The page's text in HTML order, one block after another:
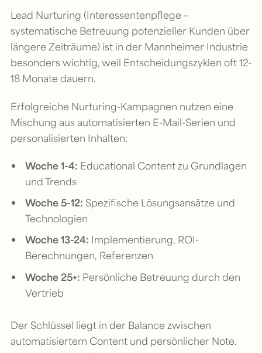
Lead Nurturing (Interessentenpflege –
systematische Betreuung potenzieller Kunden über
längere Zeiträume) ist in der Mannheimer Industrie
besonders wichtig, weil Entscheidungszyklen oft 12-
18 Monate dauern.
Erfolgreiche Nurturing-Kampagnen nutzen eine
Mischung aus automatisierten E-Mail-Serien und
personalisierten Inhalten:
Woche 1-4: Educational Content zu Grundlagen
und Trends
Woche 5-12: Spezifische Lösungsansätze und
Technologien
Woche 13-24: Implementierung, ROI-
Berechnungen, Referenzen
Woche 25+: Persönliche Betreuung durch den
Vertrieb
Der Schlüssel liegt in der Balance zwischen
automatisiertem Content und persönlicher Note.